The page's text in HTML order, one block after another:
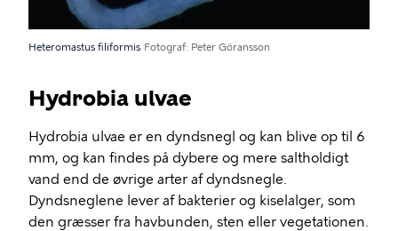
Heteromastus filiformis Fotograf Peter Göransson
Hydrobia ulvae
Hydrobia ulvae er en dyndsnegl og kan blive op til 6
mm, og kan findes på dybere og mere saltholdigt
vand end de øvrige arter af dyndsnegle.
Dyndsneglene lever af bakterier og kiselalger, som
den græsser fra havbunden, sten eller vegetationen.